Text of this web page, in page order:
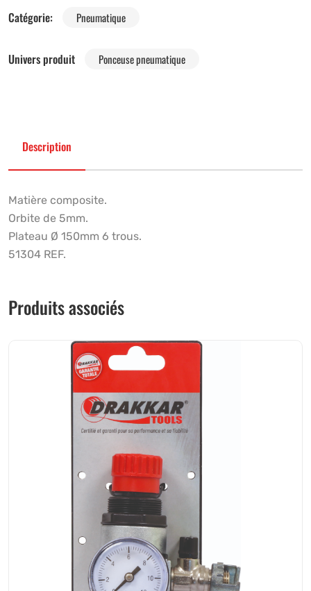
Catégorie:
Pneumatique
Univers produit Ponceuse pneumatique
Description
Matière composite.
Orbite de 5mm.
Plateau Ø 150mm 6 trous.
51304 REF.
Produits associés